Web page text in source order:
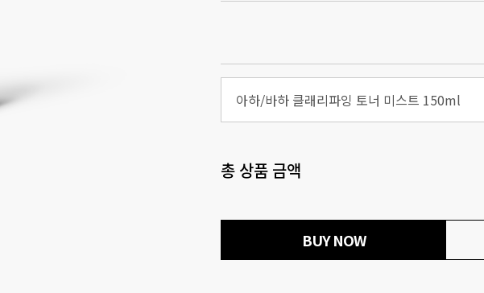
아하/바하 클래리파잉 토너 미스트 150ml
총 상품 금액
BUY NOW